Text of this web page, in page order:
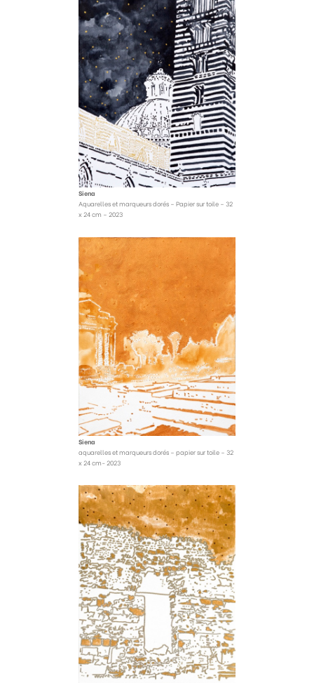
Siena
Aquarelles et marqueurs dorés – Papier sur toile – 32
x 24 cm – 2023
Siena
aquarelles et marqueurs dorés – papier sur toile – 32
x 24 cm- 2023